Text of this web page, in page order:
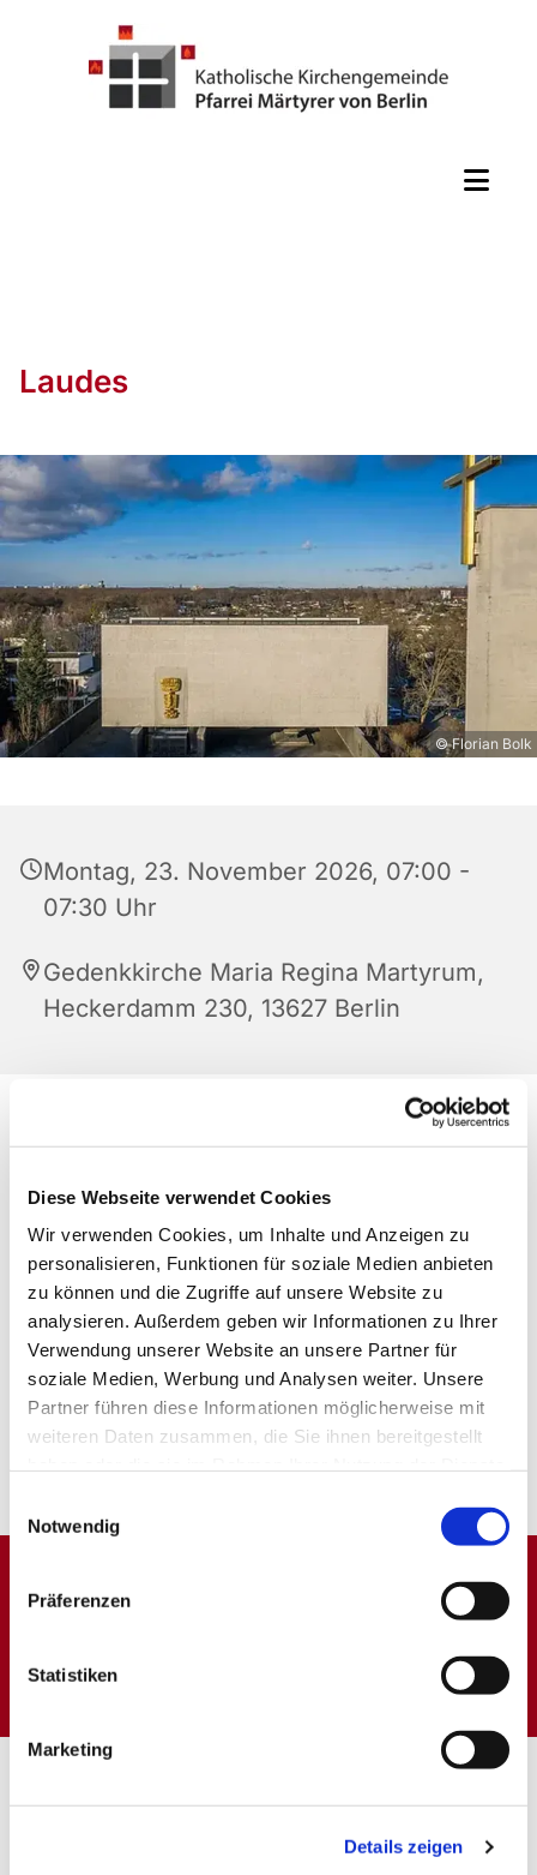
Diese Webseite verwendet Cookies
Wir verwenden Cookies, um Inhalte und Anzeigen zu
personalisieren, Funktionen für soziale Medien anbieten
zu können und die Zugriffe auf unsere Website zu
analysieren. Außerdem geben wir Informationen zu Ihrer
Verwendung unserer Website an unsere Partner für
soziale Medien, Werbung und Analysen weiter. Unsere
Partner führen diese Informationen möglicherweise mit
weiteren Daten zusammen, die Sie ihnen bereitgestellt
Notwendig
Präferenzen
Statistiken
Marketing
Details zeigen
Laudes
© Florian Bolk
Montag, 23. November 2026, 07:00 -
07:30 Uhr
Gedenkkirche Maria Regina Martyrum,
Heckerdamm 230, 13627 Berlin
Dies könnte Sie auch